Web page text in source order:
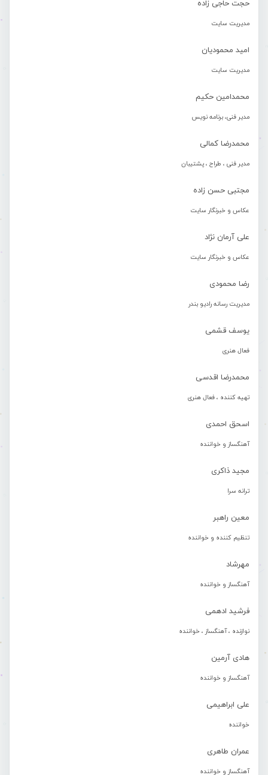
حجت حاجی زاده
مدیریت سایت
امید محمودیان
مدیریت سایت
محمدامین حکیم
مدیر فنی، برنامه نویس
محمدرضا کمالی
مدیر فنی ، طراح ، پشتیبان
مجتبی حسن زاده
عکاس و خبرنگار سایت
علی آرمان نژاد
عکاس و خبرنگار سایت
رضا محمودی
مدیریت رسانه رادیو بندر
یوسف قشمی
فعال هنری
محمدرضا اقدسی
تهیه کننده ، فعال هنری
اسحق احمدی
آهنگساز و خواننده
مجید ذاکری
ترانه سرا
معین راهبر
تنظیم کننده و خواننده
مهرشاد
آهنگساز و خواننده
فرشید ادهمی
نوازنده ، آهنگساز ، خواننده
هادی آرمین
آهنگساز و خواننده
علی ابراهیمی
خواننده
عمران طاهری
آهنگساز و خواننده